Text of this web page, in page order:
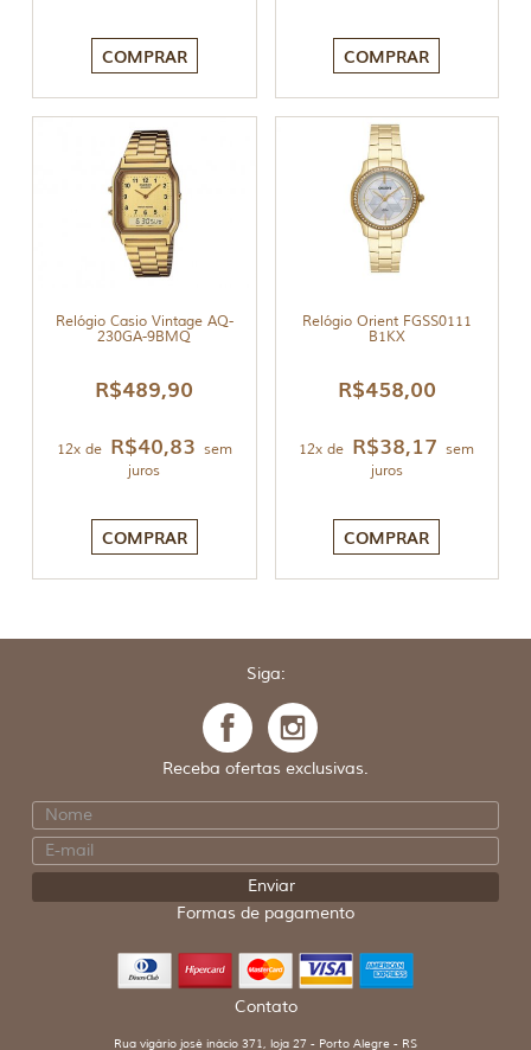
COMPRAR COMPRAR
Relógio Casio Vintage AQ-
230GA-9BMQ
R$489,90
12x de R$40,83 sem
juros
COMPRAR
Relógio Orient FGSS0111
B1KX
R$458,00
12x de R$38,17 sem
juros
COMPRAR
Siga:
Receba ofertas exclusivas.
Formas de pagamento
Contato
Rua vigário josé inácio 371, loja 27 - Porto Alegre - RS